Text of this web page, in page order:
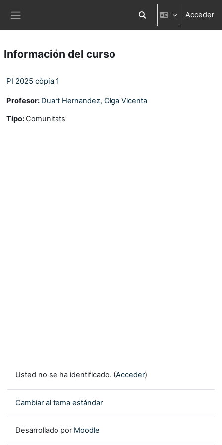
Selector de búsqueda
Acceder
Información del curso
PI 2025 còpia 1
Profesor: Duart Hernandez, Olga Vicenta
Tipo: Comunitats
Usted no se ha identificado. (Acceder)
Cambiar al tema estándar
Desarrollado por Moodle